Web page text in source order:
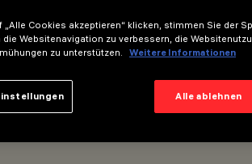
„Alle Cookies akzeptieren“ klicken, stimmen Sie der
die Websitenavigation zu verbessern, die
zu unterstützen.
Weitere Informationen
Alle ablehnen